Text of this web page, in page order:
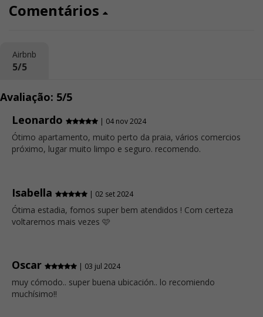
Comentários
Airbnb
5/5
Avaliação: 5/5
Leonardo
| 04 nov 2024
Ótimo apartamento, muito perto da praia, vários comercios
próximo, lugar muito limpo e seguro. recomendo.
Isabella | 02 set 2024
Ótima estadia, fomos super bem atendidos ! Com certeza
voltaremos mais vezes 🩷
Oscar | 03 jul 2024
muy cómodo.. super buena ubicación.. lo recomiendo
muchísimo!!